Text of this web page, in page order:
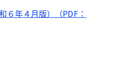
６年４月版）（PDF：